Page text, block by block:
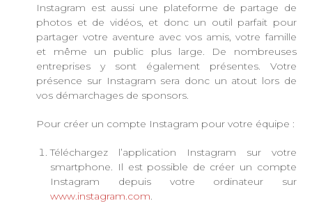
Instagram est aussi une plateforme de partage de
photos et de vidéos, et donc un outil parfait pour
partager votre aventure avec vos amis, votre famille
et même un public plus large. De nombreuses
entreprises y sont également présentes. Votre
présence sur Instagram sera donc un atout lors de
vos démarchages de sponsors.
Pour créer un compte Instagram pour votre équipe :
Téléchargez l’application Instagram sur votre
smartphone. Il est possible de créer un compte
Instagram depuis votre ordinateur sur
www.instagram.com.